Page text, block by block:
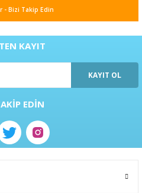
- Bizi Takip Edin
KAYIT
KAYIT OL
EDİN